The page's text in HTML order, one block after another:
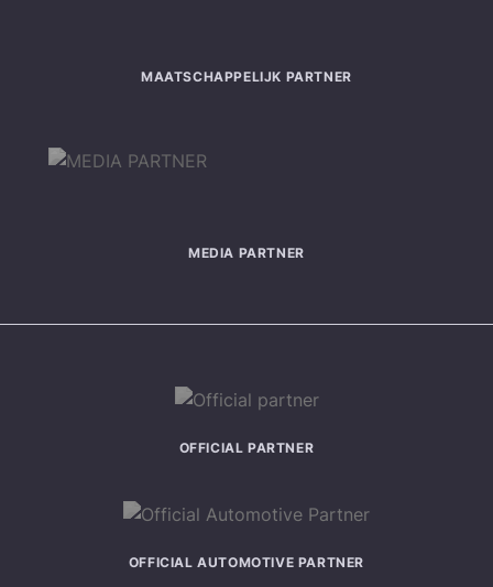
MAATSCHAPPELIJK PARTNER
MEDIA PARTNER
OFFICIAL PARTNER
OFFICIAL AUTOMOTIVE PARTNER